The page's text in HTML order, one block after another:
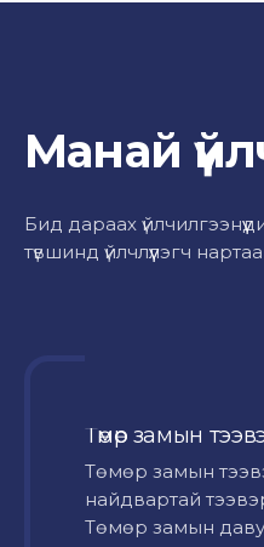
Манай
Бид дараах
түвшинд үйлчлүүлэгч нартаа
Төмөр замын
Төмөр замын
найдвартай
Төмөр замын